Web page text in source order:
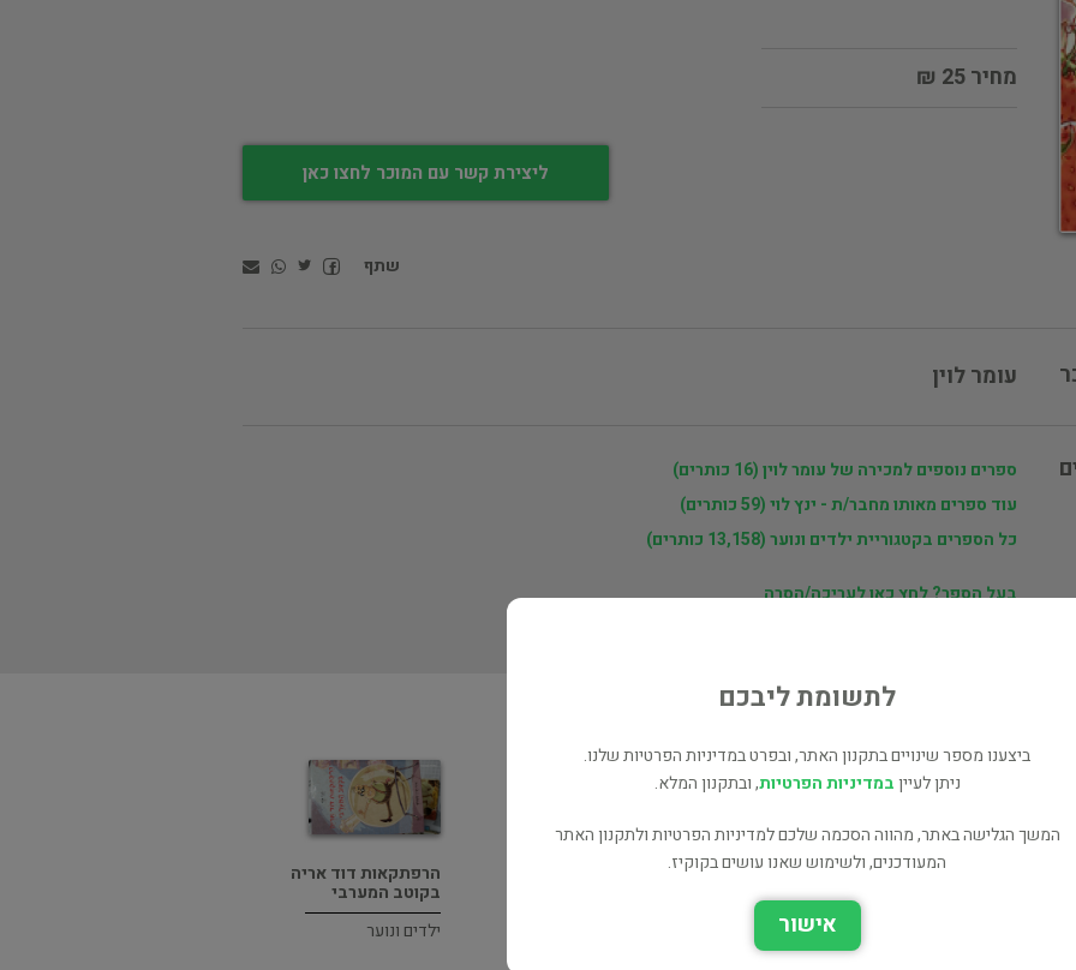
מחיר 25 ₪
ליצירת קשר עם המוכר לחצו כאן
שתף
עומר לוין
ספרים נוספים למכירה של עומר לוין (16 כותרים)
עוד ספרים מאותו מחבר/ת - ינץ לוי (59 כותרים)
כל הספרים בקטגוריית ילדים ונוער (13,158 כותרים)
בעל הספר? לחץ כאן לעריכה/הסרה
הרפתקאות דוד אריה הרפתקאות דוד אריה הרפתקאות דוד אריה
בקוטב המערבי
ילדים ונוער
לתשומת ליבכם
ביצענו מספר שינויים בתקנון האתר, ובפרט במדיניות הפרטיות שלנו.
ניתן לעייןבמדיניות הפרטיות, ובתקנון המלא.
המשך הגלישה באתר, מהווה הסכמה שלכם למדיניות הפרטיות ולתקנון האתר
המעודכנים, ולשימוש שאנו עושים בקוקיז.
אישור